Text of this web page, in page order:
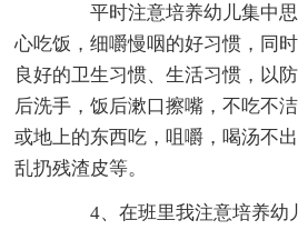
平时注意培养幼儿集中思
心吃饭，细嚼慢咽的好习惯，同
良好的卫生习惯、生活习惯，以
后洗手，饭后漱口擦嘴，不吃不
或地上的东西吃，咀嚼，喝汤不
乱扔残渣皮等。
4、在班里我注意培养幼